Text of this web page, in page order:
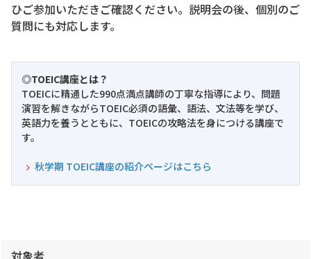
ひご参加いただきご確認ください。説明会の後、個別のご
質問にも対応します。
◎TOEIC講座とは？
TOEICに精通した990点満点講師の丁寧な指導により、問題
演習を解きながらTOEIC必須の語彙、語法、文法等を学び、
英語力を養うとともに、TOEICの攻略法を身につける講座で
す。
秋学期 TOEIC講座の紹介ページはこちら